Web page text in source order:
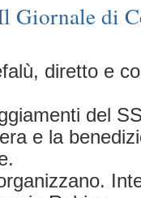
Giornale di
diretto e
del
e la